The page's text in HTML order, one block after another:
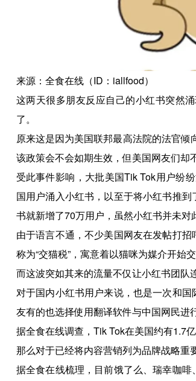
来源：全食在线（ID：iallfood）
这两天很多朋友反应自己的小红书突然
了。
原来这是因为美国联邦最高法院的法官
该政策会不会如期生效，但美国网友们却
受此事件影响，大批美国Tik Tok用户纷
国用户涌入小红书，以至于将小红书推
书就新增了70万用户，虽然小红书并未对
由于语言不通，不少美国网友在发帖打
称为“交猫税”，寓意着以猫咪为媒介开始
而这波突如其来的流量不仅让小红书团队
对于国内小红书用户来说，也是一次和
友有的也选择使用翻译软件与中国网民进
据全食在线调查，Tik Tok在美国约有1.7
那么对于已经将内容营销列为品牌战略重
据全食在线梳理，目前饿了么、瑞幸咖